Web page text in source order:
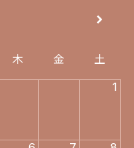
木 金 土
1